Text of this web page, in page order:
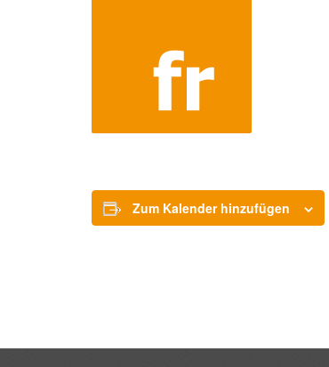
Zum Kalender hinzufügen